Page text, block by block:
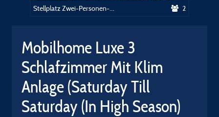
2
Mobilhome Luxe 3
Schlafzimmer Mit Klim
Anlage (Saturday Till
Saturday (In High Season)